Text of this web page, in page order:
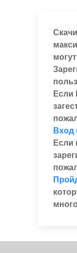
Если
Вход
Если